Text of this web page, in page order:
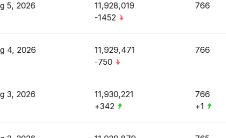
5, 2026
11,928,019
-1452
766
4, 2026
11,929,471
-750
766
3, 2026
11,930,221
+342
766
+1